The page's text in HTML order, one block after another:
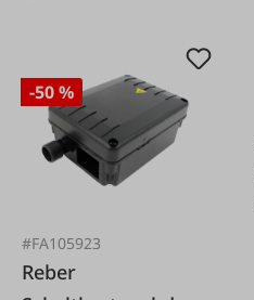
-50 %
#FA105923
Reber